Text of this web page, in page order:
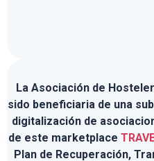
La Asociación de
sido beneficiaria de una
digitalización de
de este marketplace
Plan de Recuperación,